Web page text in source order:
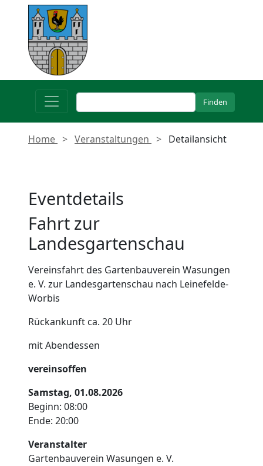
Home Veranstaltungen Detailansicht
Eventdetails
Fahrt zur
Landesgartenschau
Vereinsfahrt des Gartenbauverein Wasungen
e. V. zur Landesgartenschau nach Leinefelde-
Worbis
Rückankunft ca. 20 Uhr
mit Abendessen
vereinsoffen
Samstag, 01.08.2026
Beginn: 08:00
Ende: 20:00
Veranstalter
Gartenbauverein Wasungen e. V.